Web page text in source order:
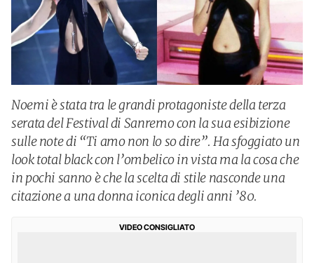
Noemi è stata tra le grandi protagoniste della terza
serata del Festival di Sanremo con la sua esibizione
sulle note di “Ti amo non lo so dire”. Ha sfoggiato un
look total black con l’ombelico in vista ma la cosa che
in pochi sanno è che la scelta di stile nasconde una
citazione a una donna iconica degli anni ’80.
VIDEO CONSIGLIATO